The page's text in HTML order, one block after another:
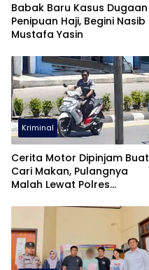
Babak Baru Kasus Dugaan
Penipuan Haji, Begini Nasib
Mustafa Yasin
Kriminal
Cerita Motor Dipinjam Buat
Cari Makan, Pulangnya
Malah Lewat Polres